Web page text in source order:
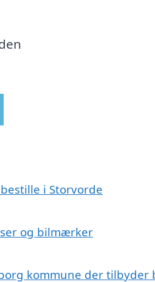
i Storvorde
og bilmærker
kommune der tilbyder